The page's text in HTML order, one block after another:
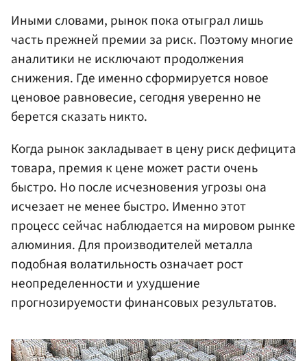
Иными словами, рынок пока отыграл лишь
часть прежней премии за риск. Поэтому многие
аналитики не исключают продолжения
снижения. Где именно сформируется новое
ценовое равновесие, сегодня уверенно не
берется сказать никто.
Когда рынок закладывает в цену риск дефицита
товара, премия к цене может расти очень
быстро. Но после исчезновения угрозы она
исчезает не менее быстро. Именно этот
процесс сейчас наблюдается на мировом рынке
алюминия. Для производителей металла
подобная волатильность означает рост
неопределенности и ухудшение
прогнозируемости финансовых результатов.